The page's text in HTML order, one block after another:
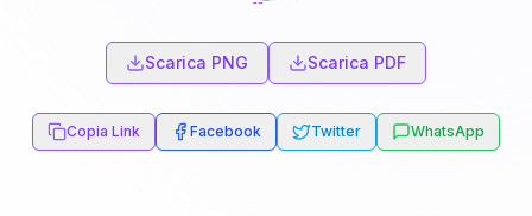
60
Scarica PNG Scarica PDF
Copia Link Facebook Twitter WhatsApp